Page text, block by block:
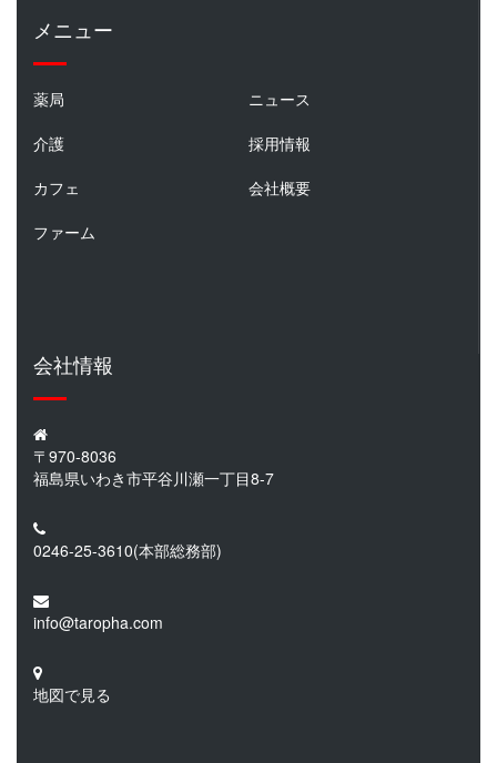
メニュー
薬局
介護
カフェ
ファーム
ニュース
採用情報
会社概要
会社情報
〒970-8036
福島県いわき市平谷川瀬一丁目8-7
0246-25-3610(本部総務部)
info@taropha.com
地図で見る